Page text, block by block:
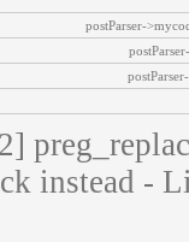
postParser-
instead -